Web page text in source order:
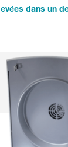
dans un